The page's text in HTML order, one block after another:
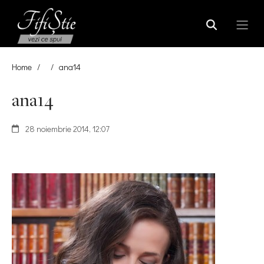
Home / / ana14
ana14
28 noiembrie 2014, 12:07